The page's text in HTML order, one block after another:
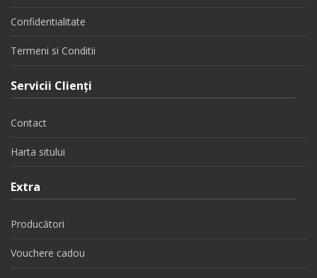
Confidentialitate
Termeni si Conditii
Servicii Clienţi
Contact
Harta sitului
Extra
Producători
Vouchere cadou